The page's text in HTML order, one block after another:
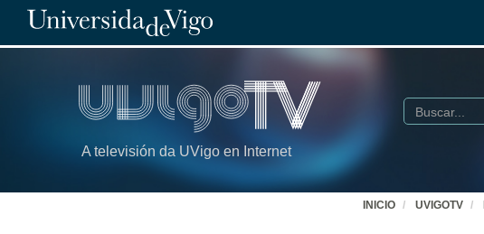
A televisión da UVigo en Internet
Buscar
INICIO UVIGOTV